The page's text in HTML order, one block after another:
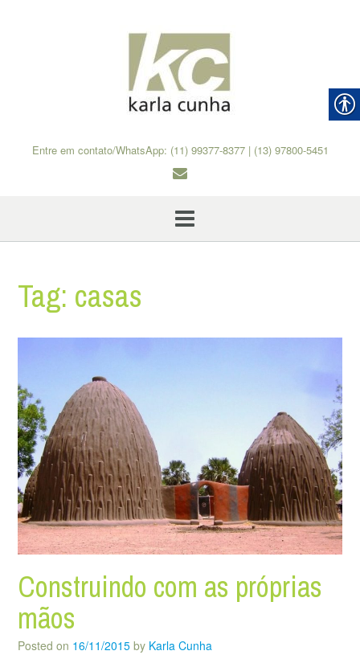
Entre em contato/WhatsApp: (11) 99377-8377 | (13) 97800-5451
Tag: casas
Construindo com as próprias
mãos
Posted on 16/11/2015 by Karla Cunha